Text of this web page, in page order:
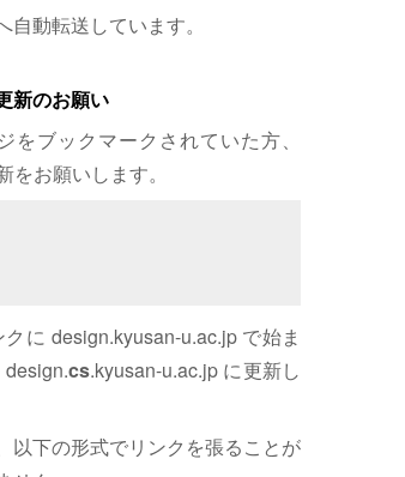
動転送しています。
新のお願い
ブックマークされていた方、
お願いします。
に design.kyusan-u.ac.jp で始ま
cs.kyusan-u.ac.jp に更新し
以下の形式でリンクを張ることが